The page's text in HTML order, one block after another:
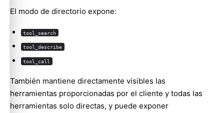
El modo de directorio expone:
tool_search
tool_describe
tool_call
También mantiene directamente visibles las
herramientas proporcionadas por el cliente y todas las
herramientas solo directas, y puede exponer